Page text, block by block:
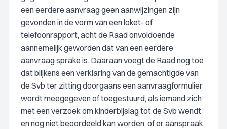
een eerdere aanvraag geen aanwijzingen zijn
gevonden in de vorm van een loket- of
telefoonrapport, acht de Raad onvoldoende
aannemelijk geworden dat van een eerdere
aanvraag sprake is. Daaraan voegt de Raad nog toe
dat blijkens een verklaring van de gemachtigde van
de Svb ter zitting doorgaans een aanvraagformulier
wordt meegegeven of toegestuurd, als iemand zich
met een verzoek om kinderbijslag tot de Svb wendt
en nog niet beoordeeld kan worden, of er aanspraak